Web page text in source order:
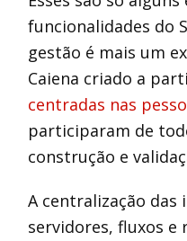
funcionalidades do
gestão é mais um
Caiena criado a
centradas nas
participaram de
construção e
A centralização das
servidores, fluxos e